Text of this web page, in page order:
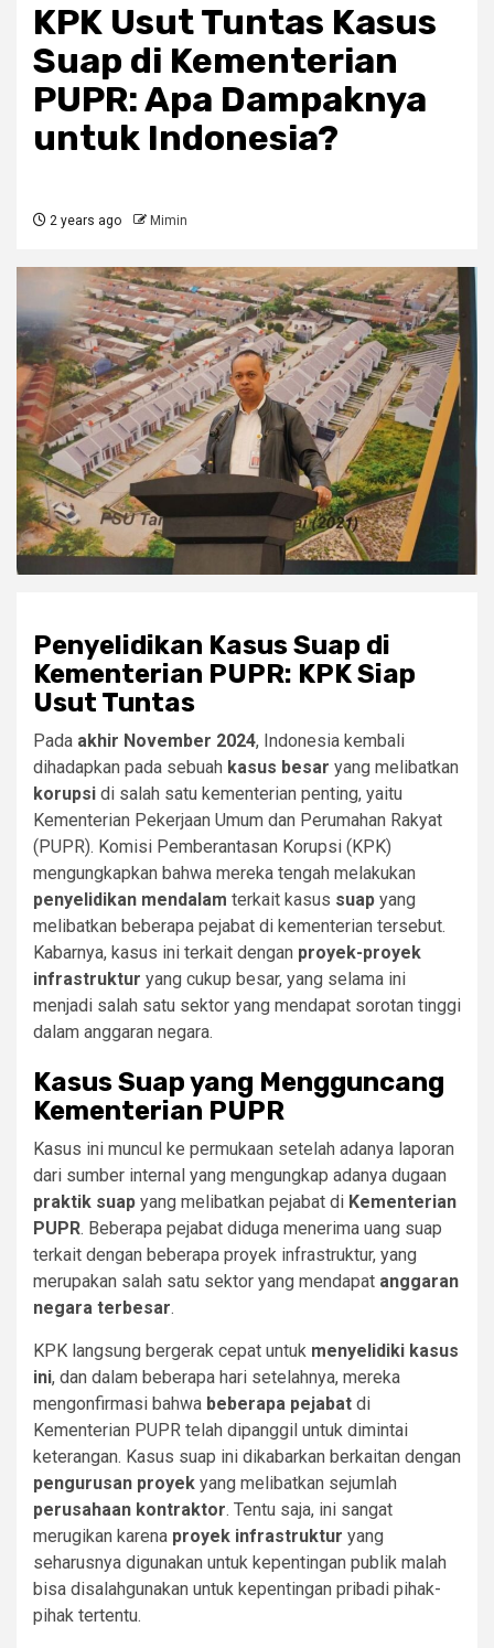
KPK Usut Tuntas Kasus
Suap di Kementerian
PUPR: Apa Dampaknya
untuk Indonesia?
2 years ago Mimin
Penyelidikan Kasus Suap di
Kementerian PUPR: KPK Siap
Usut Tuntas
Pada akhir November 2024, Indonesia kembali
dihadapkan pada sebuah kasus besar yang melibatkan
korupsi di salah satu kementerian penting, yaitu
Kementerian Pekerjaan Umum dan Perumahan Rakyat
(PUPR). Komisi Pemberantasan Korupsi (KPK)
mengungkapkan bahwa mereka tengah melakukan
penyelidikan mendalam terkait kasus suap yang
melibatkan beberapa pejabat di kementerian tersebut.
Kabarnya, kasus ini terkait dengan proyek-proyek
infrastruktur yang cukup besar, yang selama ini
menjadi salah satu sektor yang mendapat sorotan tinggi
dalam anggaran negara.
Kasus Suap yang Mengguncang
Kementerian PUPR
Kasus ini muncul ke permukaan setelah adanya laporan
dari sumber internal yang mengungkap adanya dugaan
praktik suap yang melibatkan pejabat di Kementerian
PUPR. Beberapa pejabat diduga menerima uang suap
terkait dengan beberapa proyek infrastruktur, yang
merupakan salah satu sektor yang mendapat anggaran
negara terbesar.
KPK langsung bergerak cepat untuk menyelidiki kasus
ini, dan dalam beberapa hari setelahnya, mereka
mengonfirmasi bahwa beberapa pejabat di
Kementerian PUPR telah dipanggil untuk dimintai
keterangan. Kasus suap ini dikabarkan berkaitan dengan
pengurusan proyek yang melibatkan sejumlah
perusahaan kontraktor. Tentu saja, ini sangat
merugikan karena proyek infrastruktur yang
seharusnya digunakan untuk kepentingan publik malah
bisa disalahgunakan untuk kepentingan pribadi pihak-
pihak tertentu.